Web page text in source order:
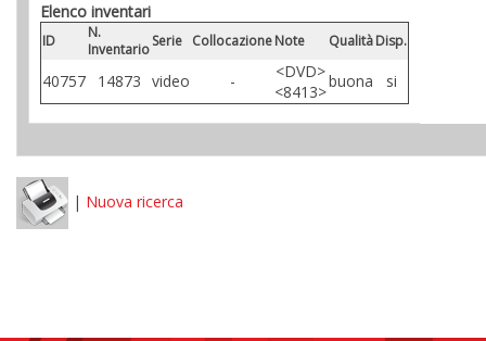
Elenco inventari
ID
N.
InventarioSerie CollocazioneNote QualitàDisp.
40757 14873 video -
<DVD>
<8413>
buona si
| Nuova ricerca